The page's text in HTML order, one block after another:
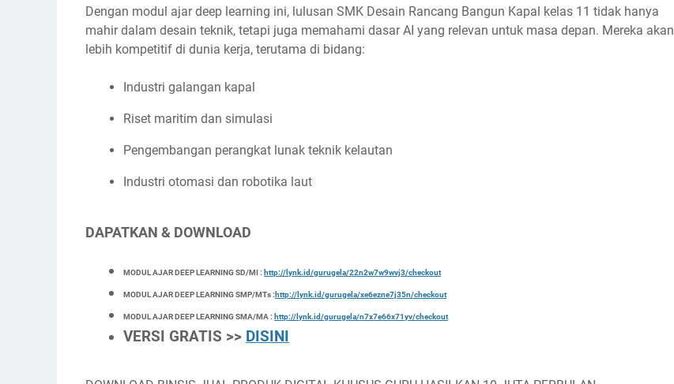
Dengan modul ajar deep learning ini, lulusan SMK Desain Rancang Bangun Kapal kelas 11 tidak hanya
mahir dalam desain teknik, tetapi juga memahami dasar AI yang relevan untuk masa depan. Mereka akan
lebih kompetitif di dunia kerja, terutama di bidang:
Industri galangan kapal
Riset maritim dan simulasi
Pengembangan perangkat lunak teknik kelautan
Industri otomasi dan robotika laut
DAPATKAN & DOWNLOAD
MODUL AJAR DEEP LEARNING SD/MI : http://lynk.id/gurugela/22n2w7w9wvj3/checkout
MODUL AJAR DEEP LEARNING SMP/MTs : http://lynk.id/gurugela/xe6ezne7j35n/checkout
MODUL AJAR DEEP LEARNING SMA/MA : http://lynk.id/gurugela/n7x7e66x71yv/checkout
VERSI GRATIS >> DISINI